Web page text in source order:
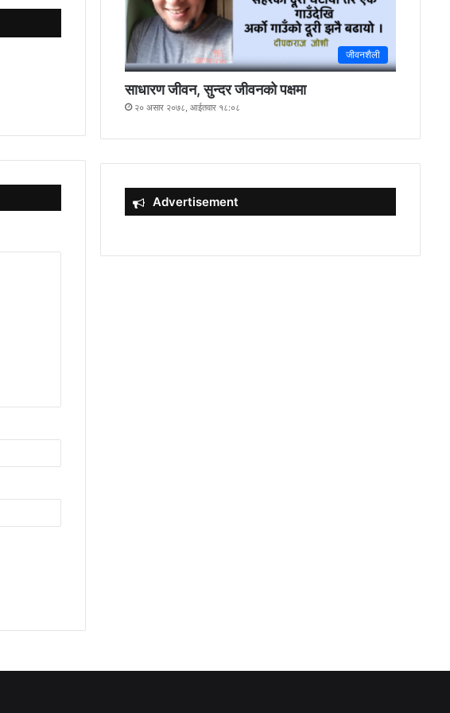
जीवनशैली
साधारण जीवन, सुन्दर जीवनको पक्षमा
२० असार २०७८, आईतवार १८:०८
Advertisement